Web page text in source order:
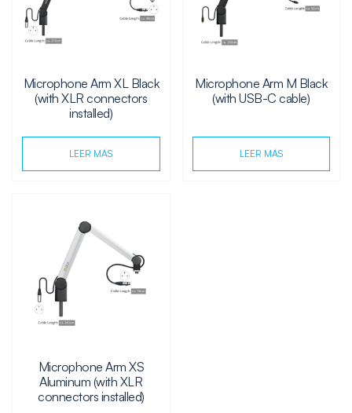
Microphone Arm XL Black
(with XLR connectors
installed)
LEER MÁS
Microphone Arm M Black
(with USB-C cable)
LEER MÁS
Microphone Arm XS
Aluminum (with XLR
connectors installed)